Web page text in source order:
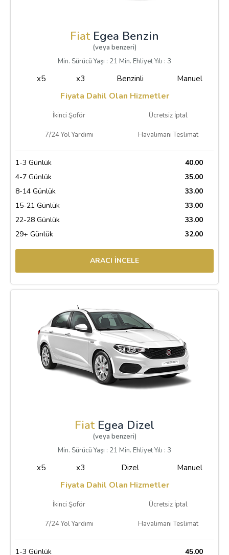
FiatEgea Benzin
(veya benzeri)
Min. Sürücü Yaşı : 21 Min. Ehliyet Yılı : 3
x5 x3 Benzinli Manuel
Fiyata Dahil Olan Hizmetler
İkinci Şoför Ücretsiz İptal
7/24 Yol Yardımı Havalimanı Teslimat
1-3 Günlük
40.00
4-7 Günlük
35.00
8-14 Günlük
33.00
15-21 Günlük
33.00
22-28 Günlük
33.00
29+ Günlük
32.00
ARACI İNCELE
FiatEgea Dizel
(veya benzeri)
Min. Sürücü Yaşı : 21 Min. Ehliyet Yılı : 3
x5 x3 Dizel Manuel
Fiyata Dahil Olan Hizmetler
İkinci Şoför Ücretsiz İptal
7/24 Yol Yardımı Havalimanı Teslimat
1-3 Günlük 45.00